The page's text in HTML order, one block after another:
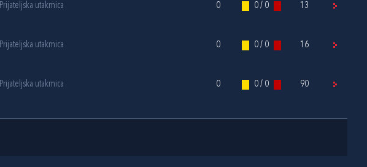
Prijateljska utakmica 0 0 / 0 13
Prijateljska utakmica 0 0 / 0 16
Prijateljska utakmica 0 0 / 0 90